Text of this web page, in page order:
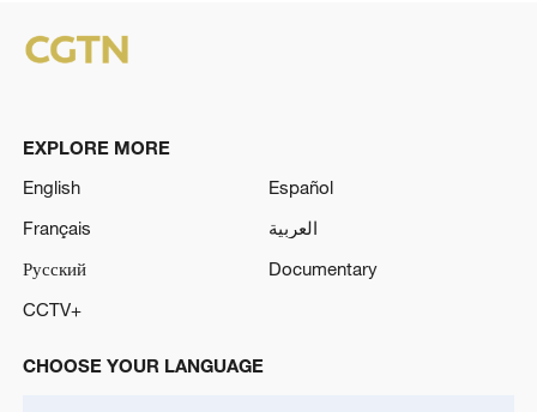
EXPLORE MORE
English
Español
Français
العربية
Русский
Documentary
CCTV+
CHOOSE YOUR LANGUAGE